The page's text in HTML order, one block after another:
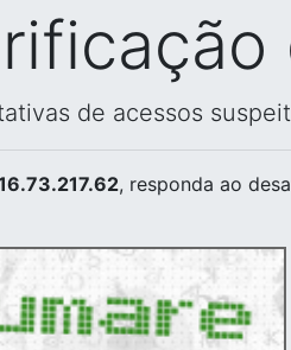
de acessos
, responda ao